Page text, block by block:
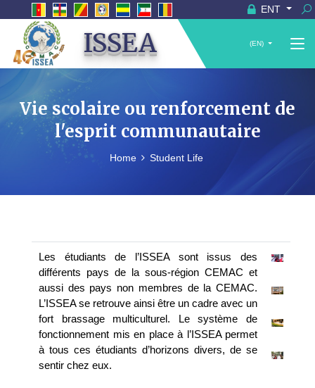
ENT
ISSEA (EN)
Vie scolaire ou renforcement de
l'esprit communautaire
Home Student Life
Les étudiants de l’ISSEA sont issus des
différents pays de la sous-région CEMAC et
aussi des pays non membres de la CEMAC.
L’ISSEA se retrouve ainsi être un cadre avec un
fort brassage multiculturel. Le système de
fonctionnement mis en place à l’ISSEA permet
à tous ces étudiants d’horizons divers, de se
sentir chez eux.